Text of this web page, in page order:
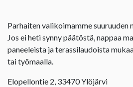
Parhaiten valikoimamme suuruuden
Jos ei heti synny päätöstä, nappaa
paneeleista ja terassilaudoista
tai työmaalla.
Elopellontie 2, 33470 Ylöjärvi